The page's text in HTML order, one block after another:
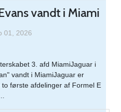
vandt i Miami
01, 2026
3. afd MiamiJaguar i
vandt i MiamiJaguar er
første afdelinger af Formel E